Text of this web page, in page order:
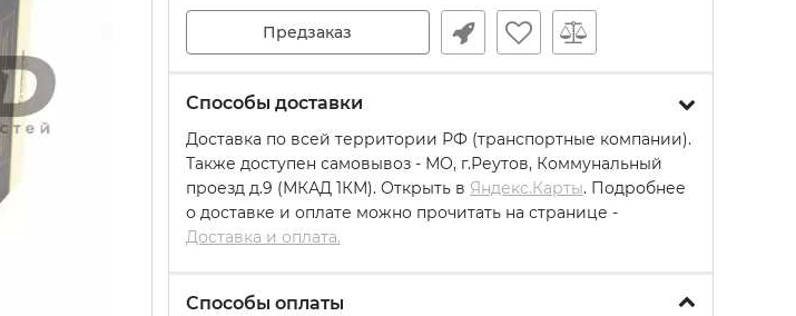
Предзаказ
Способы доставки
Доставка по всей территории РФ (транспортные компании).
Также доступен самовывоз - МО, г.Реутов, Коммунальный
проезд д.9 (МКАД 1КМ). Открыть в Яндекс.Карты. Подробнее
о доставке и оплате можно прочитать на странице -
Доставка и оплата.
Способы оплаты